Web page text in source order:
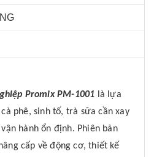
Promix PM-1001 là lựa
phê, sinh tố, trà sữa cần xay
hành ổn định. Phiên bản
cấp về động cơ, thiết kế